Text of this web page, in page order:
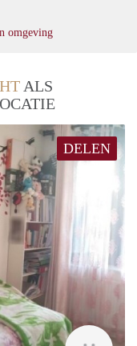
omgeving
ALS
DELEN